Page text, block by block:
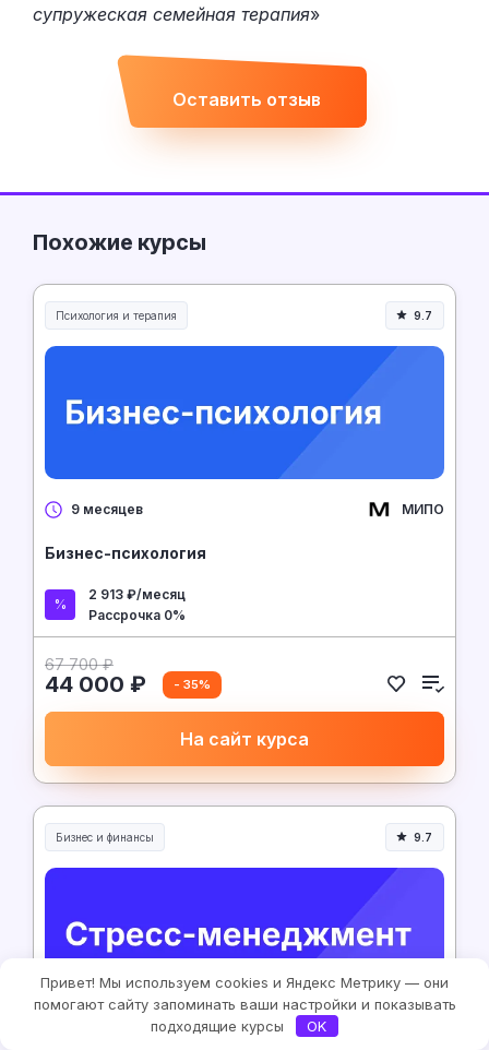
супружеская семейная терапия»
Оставить отзыв
Похожие курсы
Психология и терапия 9.7
9 месяцев МИПО
Бизнес-психология
2 913 ₽/месяц
Рассрочка 0%
67 700 ₽
44 000 ₽ - 35%
На сайт курса
Бизнес и финансы 9.7
Привет! Мы используем cookies и Яндекс Метрику — они
помогают сайту запоминать ваши настройки и показывать
подходящие курсы
OK